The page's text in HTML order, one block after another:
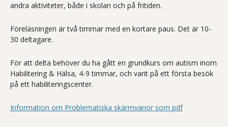
andra aktiviteter, både i skolan och på fritiden.
Föreläsningen är två timmar med en kortare paus. Det är 10-
30 deltagare.
För att delta behöver du ha gått en grundkurs om autism inom
Habilitering & Hälsa, 4-9 timmar, och varit på ett första besök
på ett habiliteringscenter.
Information om Problematiska skärmvanor som pdf